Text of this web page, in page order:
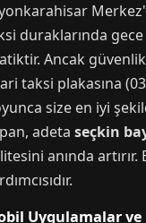
duraklarında
Ancak
taksi plakasına
size en iyi
adeta seçkin
anında artırır.
Uygulamalar